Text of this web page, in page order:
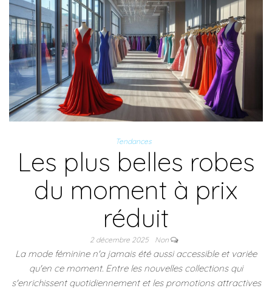
Tendances
Les plus belles robes
du moment à prix
réduit
2 décembre 2025 Non
La mode féminine n'a jamais été aussi accessible et variée
qu'en ce moment. Entre les nouvelles collections qui
s'enrichissent quotidiennement et les promotions attractives